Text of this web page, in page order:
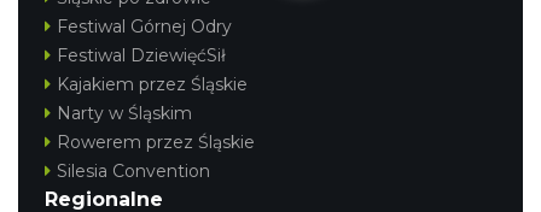
Festiwal Górnej Odry
Festiwal DziewięćSił
Kajakiem przez Śląskie
Narty w Śląskim
Rowerem przez Śląskie
Silesia Convention
Regionalne